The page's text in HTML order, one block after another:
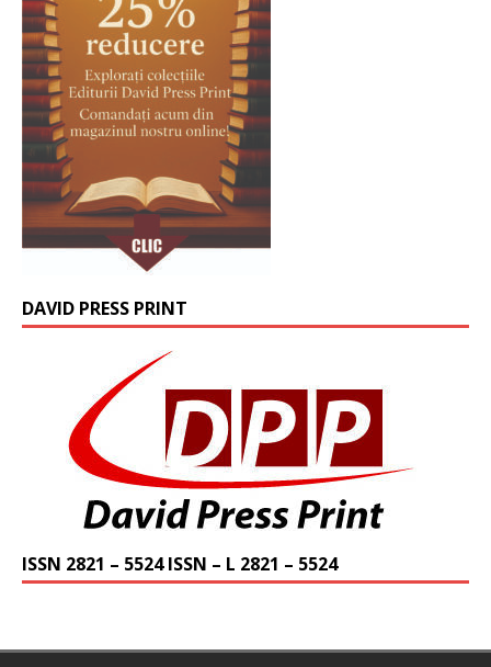
DAVID PRESS PRINT
ISSN 2821 – 5524 ISSN – L 2821 – 5524